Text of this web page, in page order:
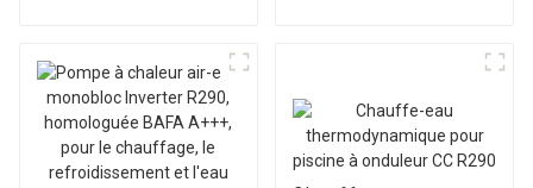
refroidissement de la
maison, avec
système de
refroidissement par
air et eau